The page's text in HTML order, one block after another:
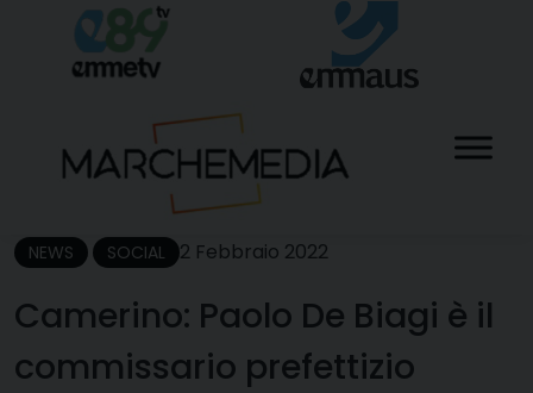
content
NEWS SOCIAL 2 Febbraio 2022
Camerino: Paolo De Biagi è il
commissario prefettizio